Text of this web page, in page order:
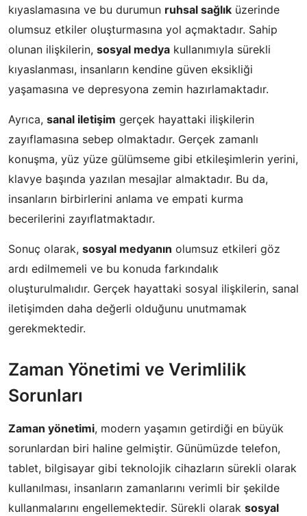
kıyaslamasına ve bu durumun ruhsal sağlık üzerinde
olumsuz etkiler oluşturmasına yol açmaktadır. Sahip
olunan ilişkilerin, sosyal medya kullanımıyla sürekli
kıyaslanması, insanların kendine güven eksikliği
yaşamasına ve depresyona zemin hazırlamaktadır.
Ayrıca, sanal iletişim gerçek hayattaki ilişkilerin
zayıflamasına sebep olmaktadır. Gerçek zamanlı
konuşma, yüz yüze gülümseme gibi etkileşimlerin yerini,
klavye başında yazılan mesajlar almaktadır. Bu da,
insanların birbirlerini anlama ve empati kurma
becerilerini zayıflatmaktadır.
Sonuç olarak, sosyal medyanın olumsuz etkileri göz
ardı edilmemeli ve bu konuda farkındalık
oluşturulmalıdır. Gerçek hayattaki sosyal ilişkilerin, sanal
iletişimden daha değerli olduğunu unutmamak
gerekmektedir.
Zaman Yönetimi ve Verimlilik
Sorunları
Zaman yönetimi, modern yaşamın getirdiği en büyük
sorunlardan biri haline gelmiştir. Günümüzde telefon,
tablet, bilgisayar gibi teknolojik cihazların sürekli olarak
kullanılması, insanların zamanlarını verimli bir şekilde
kullanmalarını engellemektedir. Sürekli olarak sosyal